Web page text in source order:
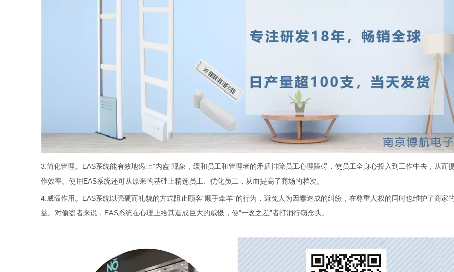
3.简化管理。EAS系统能有效地遏止"内盗"现象，缓和员工和管理者的矛盾排除员工心理障碍，使员工全身心投入到工作中去，从而
作效率。使用EAS系统还可从原来的基础上精选员工、优化员工，从而提高了商场的档次。
4.威慑作用。EAS系统以强硬而礼貌的方式阻止顾客"顺手牵羊"的行为，避免人为因素造成的纠纷，在尊重人权的同时也维护了商家
益。对偷盗者来说，EAS系统在心理上给其造成巨大的威慑，使"一念之差"者打消行窃念头。